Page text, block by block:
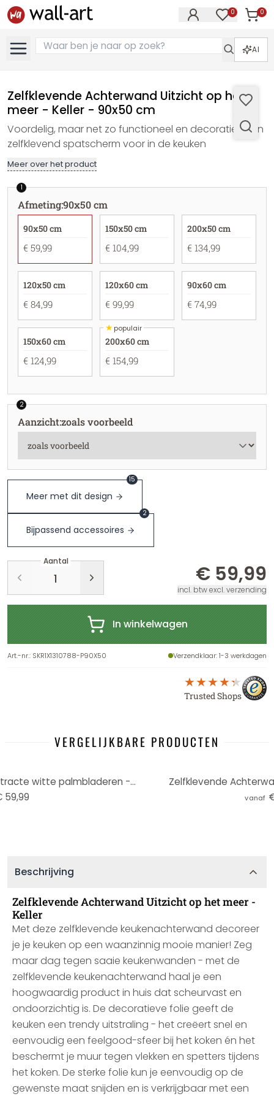
0 0
AI
Zelfklevende Achterwand Uitzicht op het
meer - Keller - 90x50 cm
Voordelig, maar net zo functioneel en decoratief; een
zelfklevend spatscherm voor in de keuken
Meer over het product
1
Afmeting:90x50 cm
90x50 cm
€ 59,99
150x50 cm
€ 104,99
200x50 cm
€ 134,99
120x50 cm
€ 84,99
120x60 cm
€ 99,99
90x60 cm
€ 74,99
150x60 cm
€ 124,99
★populair
200x60 cm
€ 154,99
2
Aanzicht:zoals voorbeeld
Meer met dit design
15
Bijpassend accessoires
2
Aantal
€ 59,99
incl. btw excl. verzending
In winkelwagen
Art.-nr.: SKR1X1310788-P90X50 Verzendklaar: 1-3 werkdagen
Trusted Shops
VERGELIJKBARE PRODUCTEN
Zelfklevende Achterwand Abstracte witte palmbladeren - Kulik
59,99
Zelfklevende
vanaf
Beschrijving
Zelfklevende Achterwand Uitzicht op het meer -
Keller
Met deze zelfklevende keukenachterwand decoreer
je je keuken op een waanzinnig mooie manier! Zeg
maar dag tegen saaie keukenwanden - met de
zelfklevende keukenachterwand haal je een
hoogwaardig product in huis dat scheurvast en
ondoorzichtig is. De decoratieve folie geeft de
keuken een trendy uitstraling - het creëert snel en
eenvoudig een feelgood-sfeer bij het koken én het
beschermt je muur tegen vlekken en spetters tijdens
het koken. De sterke folie kun je eenvoudig op de
gewenste maat snijden en is verkrijgbaar met een